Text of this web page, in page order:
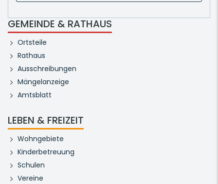
GEMEINDE & RATHAUS
Ortsteile
Rathaus
Ausschreibungen
Mängelanzeige
Amtsblatt
LEBEN & FREIZEIT
Wohngebiete
Kinderbetreuung
Schulen
Vereine